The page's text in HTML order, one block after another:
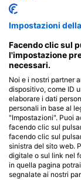
Centri
questo sito
Toms Dive & Swim
5909 Burnet Rd,
Impostazioni
Facendo clic sul
l'impostazione
necessari.
Noi e i nostri partner
dispositivo, come ID
elaborare i dati
personali in base al
"Impostazioni". Puoi
facendo clic sul
facendo clic sul
sinistra del sito web.
digitale o sul link nel
in quella pagina
segnalate ai nostri